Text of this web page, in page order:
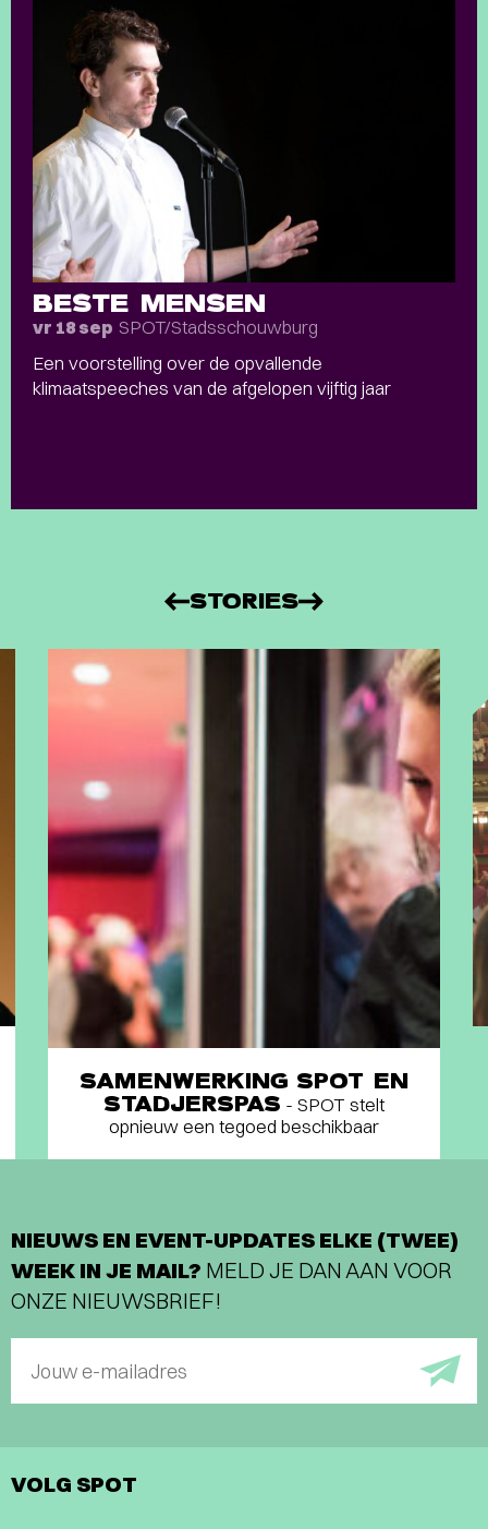
BESTE MENSEN
vr 18 sep SPOT/Stadsschouwburg
Een voorstelling over de opvallende
klimaatspeeches van de afgelopen vijftig jaar
STORIES
SAMENWERKING SPOT EN
STADJERSPAS - SPOT stelt
opnieuw een tegoed beschikbaar
NIEUWS EN EVENT-UPDATES ELKE (TWEE)
WEEK IN JE MAIL? MELD JE DAN AAN VOOR
ONZE NIEUWSBRIEF!
Jouw e-mailadres
VOLG SPOT